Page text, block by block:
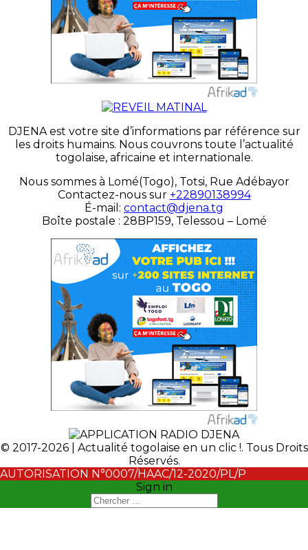
DJENA est votre site d’informations par référence sur
les droits humains. Nous couvrons toute l’actualité
togolaise, africaine et internationale.
Nous sommes à Lomé(Togo), Totsi, Rue Adébayor
Contactez-nous sur +22890138994
É-mail: contact@djena.tg
Boîte postale : 28BP159, Telessou – Lomé
© 2017-2026 | Actualité togolaise en un clic !. Tous Droits
Réservés.
AUTORISATION N°0007/HAAC/12-2020/PL/P
Sign in